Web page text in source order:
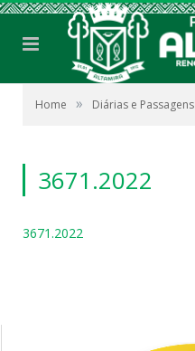
Home » Diárias e Passagens
3671.2022
3671.2022